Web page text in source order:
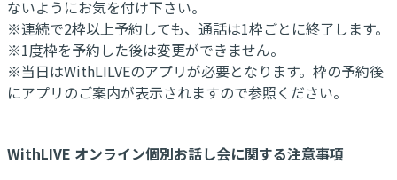
ないようにお気を付け下さい。
※連続で2枠以上予約しても、通話は1枠ごとに終了します。
※1度枠を予約した後は変更ができません。
※当日はWithLILVEのアプリが必要となります。枠の予約後
にアプリのご案内が表示されますので参照ください。
WithLIVE オンライン個別お話し会に関する注意事項